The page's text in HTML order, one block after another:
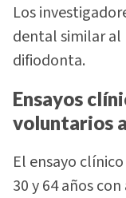
Los
dental similar al
difiodonta.
Ensayos
voluntarios
El ensayo
30 y 64 años